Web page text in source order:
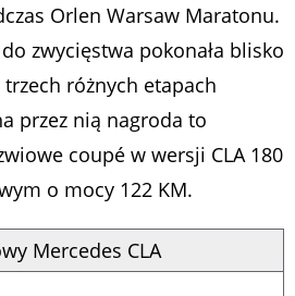
Orlen Warsaw Maratonu.
zwycięstwa pokonała blisko
różnych etapach
przez nią nagroda to
coupé w wersji CLA 180
o mocy 122 KM.
Mercedes CLA